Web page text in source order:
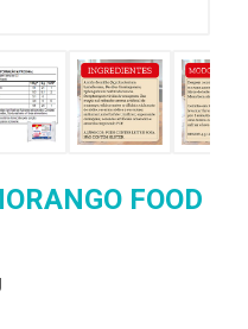
FOOD